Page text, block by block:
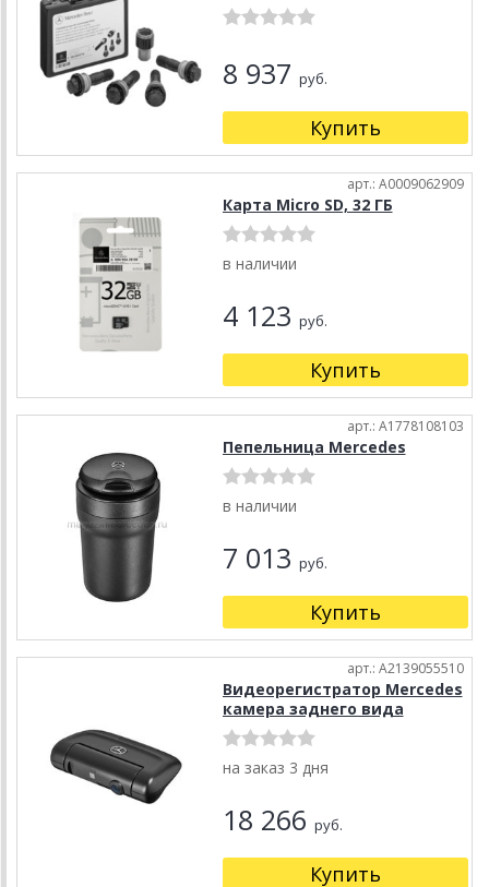
8 937 руб.
Купить
арт.: A0009062909
Карта Micro SD, 32 ГБ
в наличии
4 123 руб.
Купить
арт.: A1778108103
Пепельница Mercedes
в наличии
7 013 руб.
Купить
арт.: A2139055510
Видеорегистратор Mercedes
камера заднего вида
на заказ 3 дня
18 266 руб.
Купить